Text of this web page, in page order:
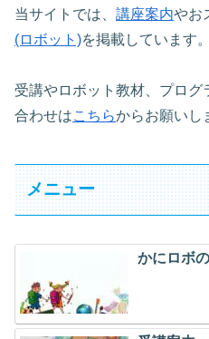
当サイトでは、 講座案内やお
(ロボット)を掲載しています。
受講やロボット教材、プロ
合わせはこちらからお願いし
メニュー
かにロボ